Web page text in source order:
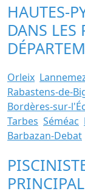
HAUTES-
DANS LES
Orleix
Rabastens-de-
Bordères-sur-
Tarbes Séméac
Barbazan-Debat